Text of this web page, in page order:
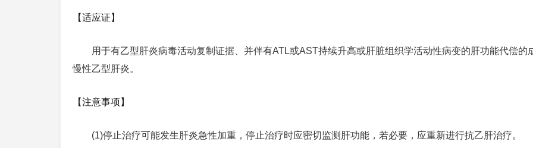
【适应证】
用于有乙型肝炎病毒活动复制证据、并伴有ATL或AST持续升高或肝脏组织学活动性病变的肝功能代偿的
慢性乙型肝炎。
【注意事项】
(1)停止治疗可能发生肝炎急性加重，停止治疗时应密切监测肝功能，若必要，应重新进行抗乙肝治疗。